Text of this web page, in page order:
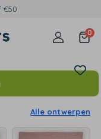
of print
0
Alle ontwerpen